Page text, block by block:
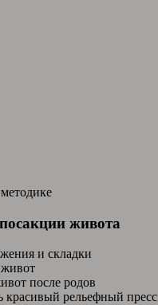
живота
и складки
после родов
красивый рельефный пресс